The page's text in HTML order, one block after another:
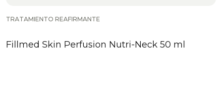
TRATAMIENTO REAFIRMANTE
Fillmed Skin Perfusion Nutri-Neck 50 ml